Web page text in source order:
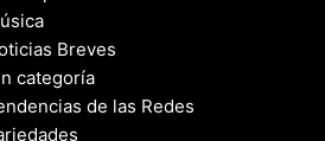
Breves
categoría
de las Redes